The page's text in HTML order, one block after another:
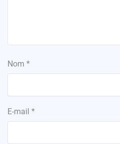
Nom *
E-mail *